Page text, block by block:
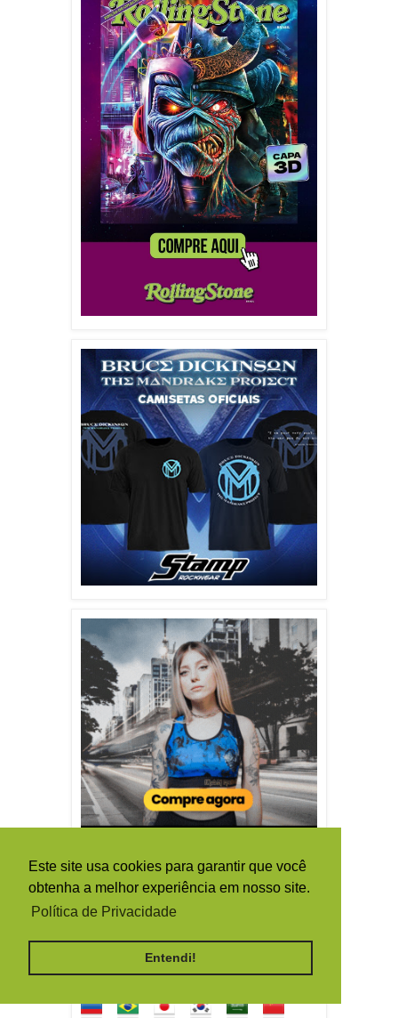
Este site usa cookies para garantir que você
obtenha a melhor experiência em nosso site.
Política de Privacidade
Entendi!
TRADUTOR / TRANSLATE